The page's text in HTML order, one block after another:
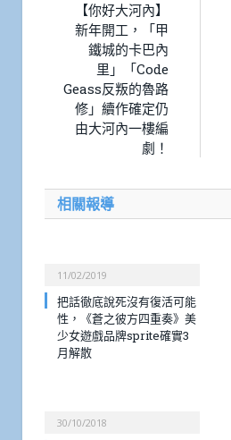
【你好大河內】
新年開工，「甲
鐵城的卡巴內
里」「Code
Geass反叛的魯路
修」續作確定仍
由大河內一樓編
劇！
相關報導
11/02/2019
把話徹底說死沒有復活可能
性，《蒼之彼方四重奏》美
少女遊戲品牌sprite確實3
月解散
30/10/2018